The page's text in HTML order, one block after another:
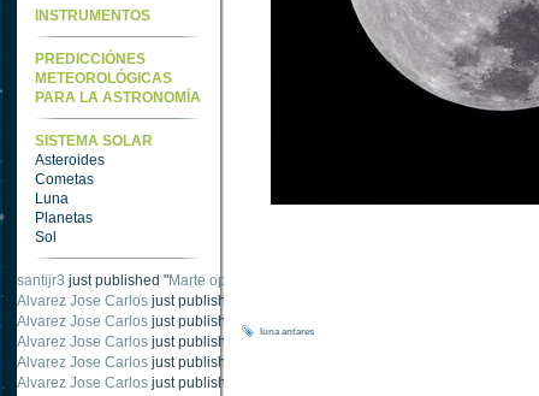
INSTRUMENTOS
PREDICCIÓNES
METEOROLÓGICAS
PARA LA ASTRONOMÍA
SISTEMA SOLAR
Asteroides
Cometas
Luna
Planetas
Sol
santijr3 just published "Marte oposición 2020
Alvarez Jose Carlos just published "
Alvarez Jose Carlos just published "
Alvarez Jose Carlos just published "
Alvarez Jose Carlos just published "
Alvarez Jose Carlos just published "
luna antares